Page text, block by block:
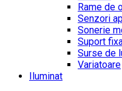
Rame de
Senzori
Sonerie
Suport
Surse de
Variatoare
Iluminat